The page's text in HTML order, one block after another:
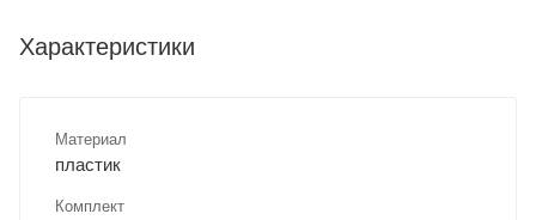
Характеристики
Материал
пластик
Комплект